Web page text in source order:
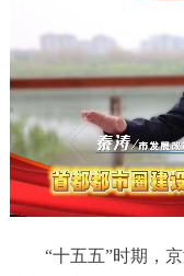
政策兑现
决策公开
政务服务
个人服务
“十五五”时期，京